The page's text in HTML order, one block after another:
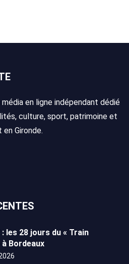
en ligne indépendant dédié
culture, sport, patrimoine et
Gironde.
les 28 jours du « Train
Bordeaux